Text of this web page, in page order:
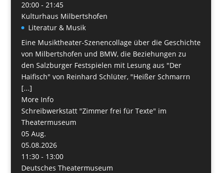
20:00 - 21:45
Kulturhaus Milbertshofen
Literatur & Musik
Eine Musiktheater-Szenencollage über die Geschichte
von Milbertshofen und BMW, die Beziehungen zu
den Salzburger Festspielen mit Lesung aus "Der
Haifisch" von Reinhard Schlüter, "Heißer Schmarrn
[...]
More Info
Schreibwerkstatt "Zimmer frei für Texte" im
Theatermuseum
05 Aug.
05.08.2026
11:30 - 13:00
Deutsches Theatermuseum